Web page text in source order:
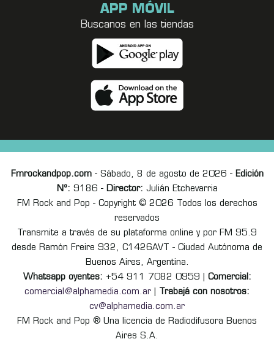
APP MÓVIL
Buscanos en las tiendas
Fmrockandpop.com- Sábado, 8 de agosto de 2026 - Edición
Nº: 9186 - Director: Julián Etchevarria
FM Rock and Pop - Copyright © 2026 Todos los derechos
reservados
Transmite a través de su plataforma online y por FM 95.9
desde Ramón Freire 932, C1426AVT - Ciudad Autónoma de
Buenos Aires, Argentina.
Whatsapp oyentes: +54 911 7082 0959 | Comercial:
comercial@alphamedia.com.ar
Trabajá con nosotros:
cv@alphamedia.com.ar
FM Rock and Pop ® Una licencia de Radiodifusora Buenos
Aires S.A.